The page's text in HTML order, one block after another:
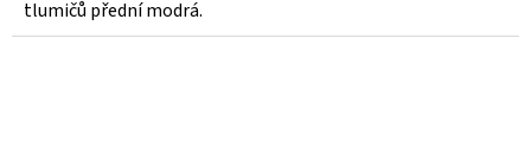
tlumičů přední modrá.